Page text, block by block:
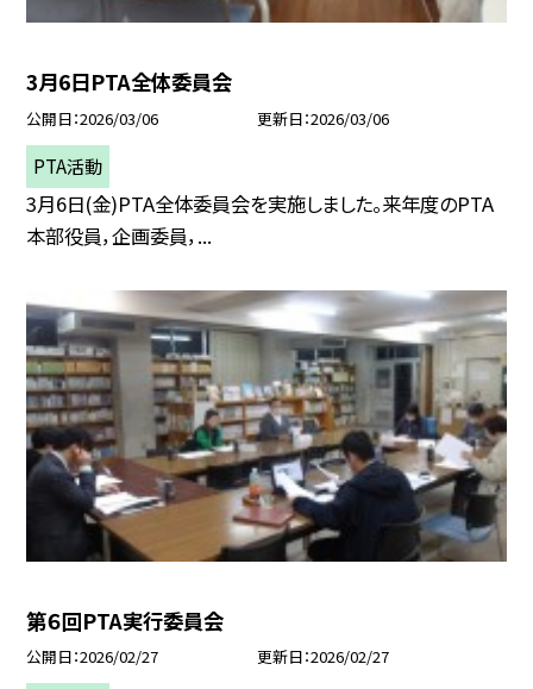
3月6日PTA全体委員会
公開日 2026/03/06 更新日 2026/03/06
PTA活動
3月6日(金)PTA全体委員会を実施しました。来年度のPTA
本部役員，企画委員，...
第６回PTA実行委員会
公開日 2026/02/27 更新日 2026/02/27